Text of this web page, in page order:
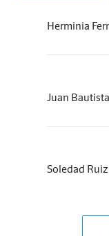
Herminia
Juan
Soledad